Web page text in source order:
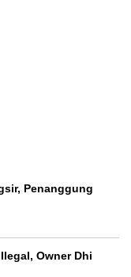
Penanggung
Owner Dhi